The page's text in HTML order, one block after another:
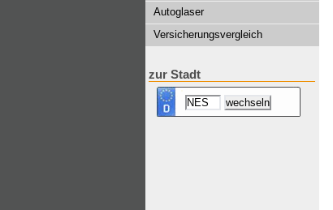
Autoglaser
Versicherungsvergleich
zur Stadt